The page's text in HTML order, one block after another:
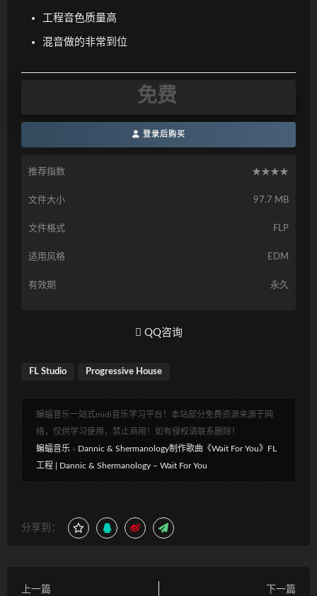
工程音色质量高
混音做的非常到位
免费
登录后购买
推荐指数 ★★★★
文件大小 97.7 MB
文件格式 FLP
适用风格 EDM
有效期 永久
QQ咨询
FL Studio Progressive House
蝙蝠音乐一站式midi音乐学习平台！本站部分免费资源来源于网
络，仅供学习使用，禁止商用！如有侵权请联系删除！
蝙蝠音乐 » Dannic & Shermanology制作歌曲《Wait For You》FL
工程 | Dannic & Shermanology – Wait For You
分享到：
上一篇 下一篇